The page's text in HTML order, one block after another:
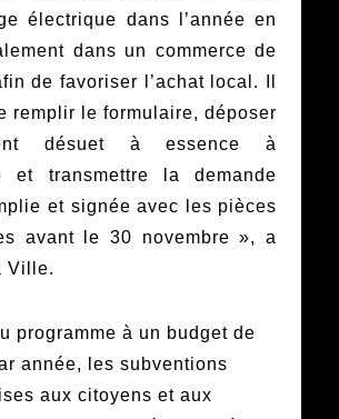
électrique dans l’année en
dans un commerce de
de favoriser l’achat local. Il
remplir le formulaire, déposer
désuet à essence à
et transmettre la demande
et signée avec les pièces
avant le 30 novembre », a
Ville.
programme à un budget de
année, les subventions
aux citoyens et aux